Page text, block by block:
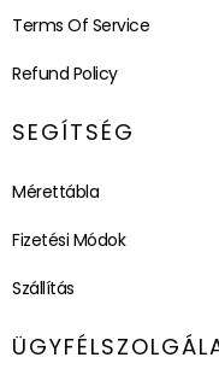
Terms Of Service
Refund Policy
SEGÍTSÉG
Mérettábla
Fizetési Módok
Szállítás